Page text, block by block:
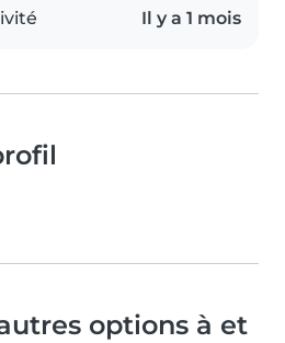
Il y a 1 mois
options à et